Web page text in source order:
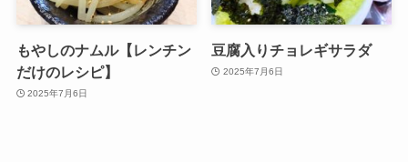
もやしのナムル【レンチン
だけのレシピ】
2025年7月6日
豆腐入りチョレギサラダ
2025年7月6日